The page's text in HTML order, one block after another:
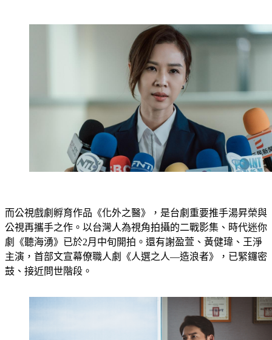
而公視戲劇孵育作品《化外之醫》，是台劇重要推手湯昇榮與
公視再攜手之作。以台灣人為視角拍攝的二戰影集、時代迷你
劇《聽海湧》已於2月中旬開拍。還有謝盈萱、黃健瑋、王淨
主演，首部文宣幕僚職人劇《人選之人—造浪者》，已緊鑼密
鼓、接近問世階段。